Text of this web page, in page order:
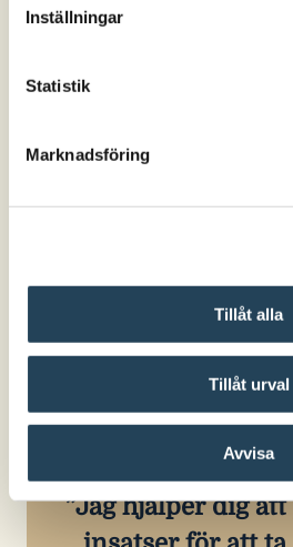
Inställningar
Statistik
Marknadsföring
Tillåt alla
Tillåt urval
Avvisa
Jag hjälper dig